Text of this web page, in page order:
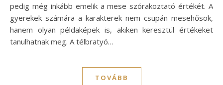
pedig még inkább emelik a mese szórakoztató értékét. A
gyerekek számára a karakterek nem csupán mesehősök,
hanem olyan példaképek is, akiken keresztül értékeket
tanulhatnak meg. A télbratyó…
TOVÁBB